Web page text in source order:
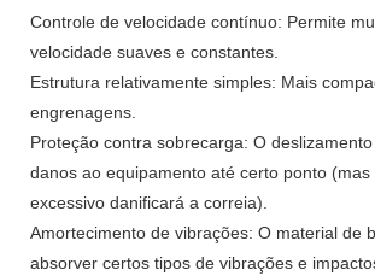
Controle de velocidade contínuo: Permite
velocidade suaves e constantes.
Estrutura relativamente simples: Mais
engrenagens.
Proteção contra sobrecarga: O
danos ao equipamento até certo ponto
excessivo danificará a correia).
Amortecimento de vibrações: O material de
absorver certos tipos de vibrações e